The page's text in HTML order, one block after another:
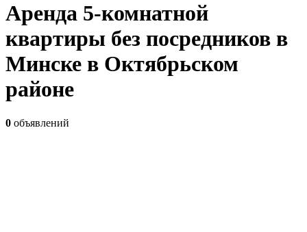
Аренда 5-комнатной
квартиры без посредников в
Минске в Октябрьском
районе
0 объявлений